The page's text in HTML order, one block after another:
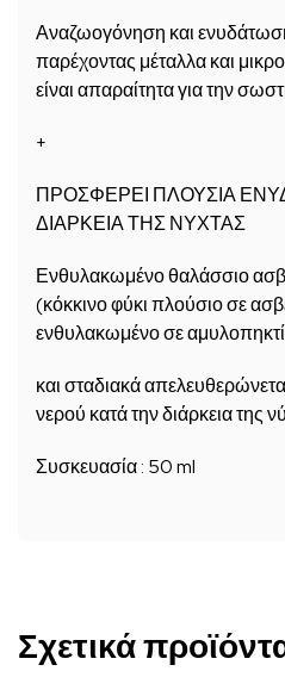
Αναζωογόνηση και
παρέχοντας μέταλλα και
είναι απαραίτητα για την
+
ΠΡΟΣΦΕΡΕΙ ΠΛΟΥΣΙΑ
ΔΙΑΡΚΕΙΑ ΤΗΣ ΝΥΧΤΑΣ
Ενθυλακωμένο θαλάσσιο
(κόκκινο φύκι πλούσιο σε
ενθυλακωμένο σε
και σταδιακά
νερού κατά την διάρκεια της
Συσκευασία : 50 ml
Σχετικά